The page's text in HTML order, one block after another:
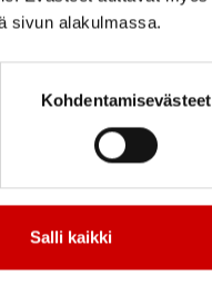
sivun alakulmassa.
Kohdentamisevästeet
Salli kaikki
oli